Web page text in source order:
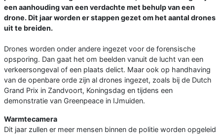
een aanhouding van een verdachte met behulp van een
drone. Dit jaar worden er stappen gezet om het aantal drones
uit te breiden.
Drones worden onder andere ingezet voor de forensische
opsporing. Dan gaat het om beelden vanuit de lucht van een
verkeersongeval of een plaats delict. Maar ook op handhaving
van de openbare orde zijn al drones ingezet, zoals bij de Dutch
Grand Prix in Zandvoort, Koningsdag en tijdens een
demonstratie van Greenpeace in IJmuiden.
Warmtecamera
Dit jaar zullen er meer mensen binnen de politie worden opgeleid